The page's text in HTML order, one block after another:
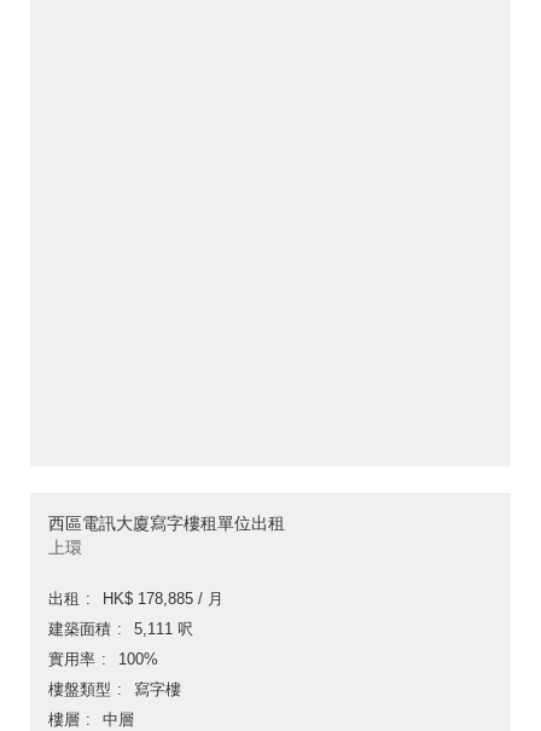
西區電訊大廈寫字樓租單位出租
上環
出租
HK$ 178,885 / 月
建築面積
5,111 呎
實用率
100%
樓盤類型
寫字樓
樓層
中層